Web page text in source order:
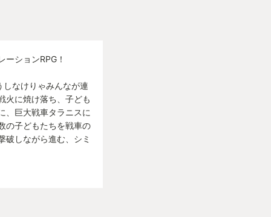
ションRPG！
なけりゃみんなが連
火に焼け落ち、子ども
、巨大戦車タラニスに
の子どもたちを戦車の
破しながら進む、シミ